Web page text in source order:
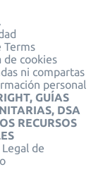
Terms
de cookies
ni compartas
personal
GUÍAS
DSA
RECURSOS
de